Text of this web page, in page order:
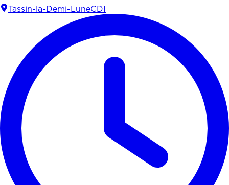
Tassin-la-Demi-LuneCDI